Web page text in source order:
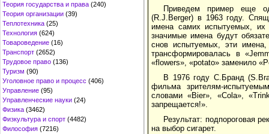
Теория государства и права (240)
Теория организации (39)
Теплотехника (25)
Технология (624)
Товароведение (16)
Транспорт (2652)
Трудовое право (136)
Туризм (90)
Уголовное право и процесс (406)
Управление (95)
Управленческие науки (24)
Физика (3462)
Физкультура и спорт (4482)
Философия (7216)
Приведем пример еще
(R.J.Berger) в 1963 году.
имена самих испытуемых, их
значимые имена будут
снов испытуемых, эти
трансформировалась в
«flowers», «potato» заменило
В 1976 году С.Бранд
фильма зрителям-
словами «Bier», «Cola»,
запрещается!».
Результат: подпороговая
на выбор сигарет.